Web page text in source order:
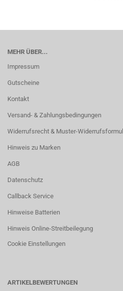
MEHR ÜBER...
Impressum
Gutscheine
Kontakt
Versand- & Zahlungsbedingungen
Widerrufsrecht & Muster-
Hinweis zu Marken
AGB
Datenschutz
Callback Service
Hinweise Batterien
Hinweis Online-Streitbeilegung
Cookie Einstellungen
ARTIKELBEWERTUNGEN